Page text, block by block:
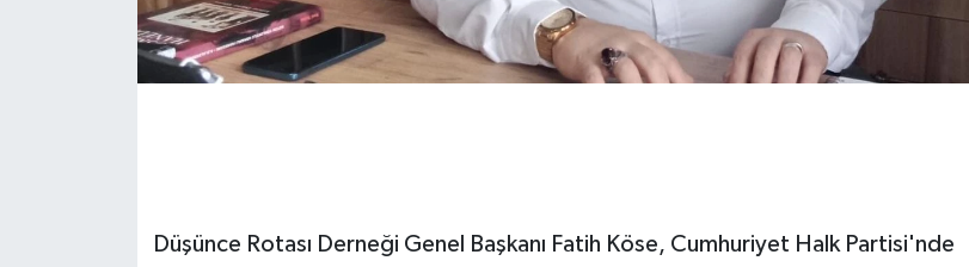
Düşünce Rotası Derneği Genel Başkanı Fatih Köse, Cumhuriyet Halk Partisi'nde
HABERDE İNSAN